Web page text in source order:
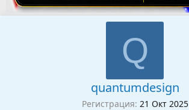
Q
quantumdesign
Регистрация 21 Окт 2025